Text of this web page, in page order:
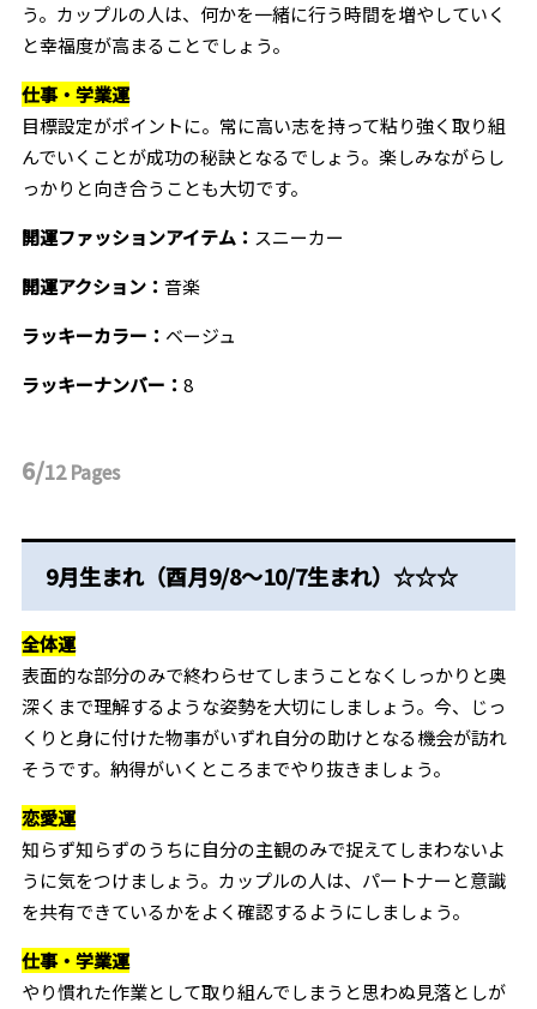
う。カップルの人は、何かを一緒に行う時間を増やしていく
と幸福度が高まることでしょう。
仕事・学業運
目標設定がポイントに。常に高い志を持って粘り強く取り組
んでいくことが成功の秘訣となるでしょう。楽しみながらし
っかりと向き合うことも大切です。
開運ファッションアイテム： スニーカー
開運アクション： 音楽
ラッキーカラー： ベージュ
ラッキーナンバー： 8
6/12Pages
9月生まれ（酉月9/8～10/7生まれ）☆☆☆
全体運
表面的な部分のみで終わらせてしまうことなくしっかりと奥
深くまで理解するような姿勢を大切にしましょう。今、じっ
くりと身に付けた物事がいずれ自分の助けとなる機会が訪れ
そうです。納得がいくところまでやり抜きましょう。
恋愛運
知らず知らずのうちに自分の主観のみで捉えてしまわないよ
うに気をつけましょう。カップルの人は、パートナーと意識
を共有できているかをよく確認するようにしましょう。
仕事・学業運
やり慣れた作業として取り組んでしまうと思わぬ見落としが